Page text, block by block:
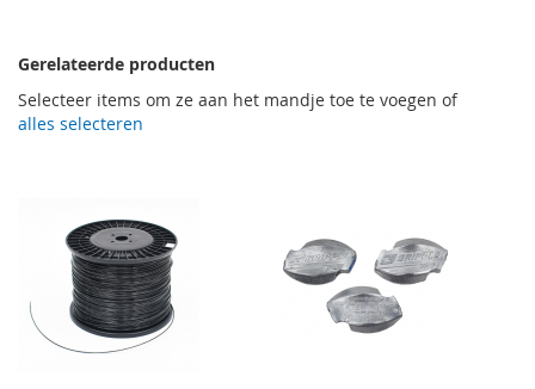
Gerelateerde producten
Selecteer items om ze aan het mandje toe te voegen of
alles selecteren